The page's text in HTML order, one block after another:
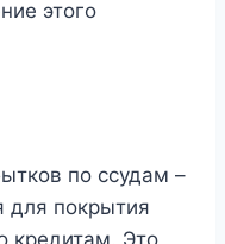
этого
по ссудам –
для покрытия
кредитам. Это